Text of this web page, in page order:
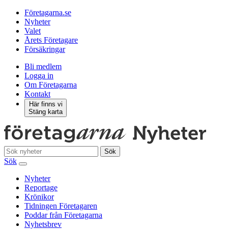
Företagarna.se
Nyheter
Valet
Årets Företagare
Försäkringar
Bli medlem
Logga in
Om Företagarna
Kontakt
Här finns vi
Stäng karta
Sök
Sök
Nyheter
Reportage
Krönikor
Tidningen Företagaren
Poddar från Företagarna
Nyhetsbrev